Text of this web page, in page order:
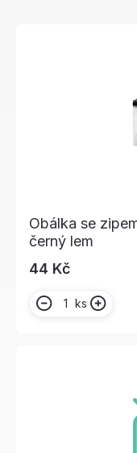
Obálka se
černý lem
44 Kč
ks